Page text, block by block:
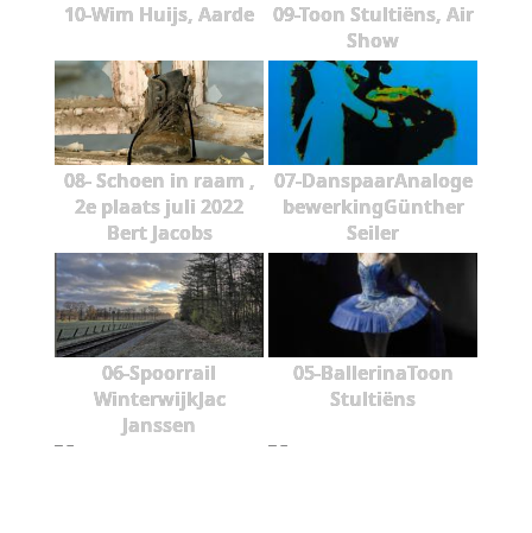
10-Wim Huijs, Aarde
09-Toon Stultiëns, Air
Show
08- Schoen in raam ,
2e plaats juli 2022
Bert Jacobs
07-DanspaarAnaloge
bewerkingGünther
Seiler
06-Spoorrail
WinterwijkJac
Janssen
05-BallerinaToon
Stultiëns